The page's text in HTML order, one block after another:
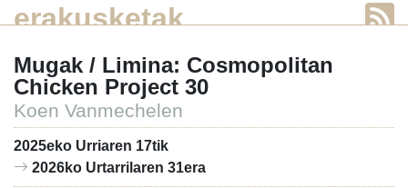
erakusketak
Mugak / Limina: Cosmopolitan
Chicken Project 30
Koen Vanmechelen
2025eko Urriaren 17tik
2026ko Urtarrilaren 31era